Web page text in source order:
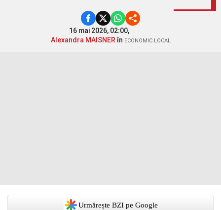
16 mai 2026, 02:00,
Alexandra MAISNERîn ECONOMIC LOCAL
Urmărește BZI pe Google